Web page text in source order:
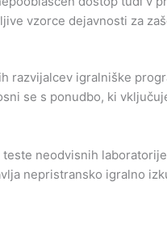
vzorce dejavnosti za
igralniške
se s ponudbo, ki
neodvisnih
nepristransko igralno